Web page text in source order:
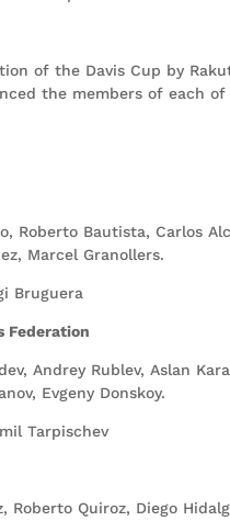
of the Davis Cup by
the members of each of
Roberto Bautista, Carlos
Marcel Granollers.
Bruguera
Federation
Andrey Rublev, Aslan
Evgeny Donskoy.
Tarpischev
Roberto Quiroz, Diego